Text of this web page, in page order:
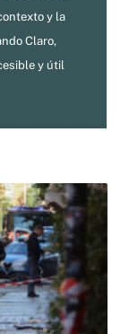
y la
Claro,
y útil